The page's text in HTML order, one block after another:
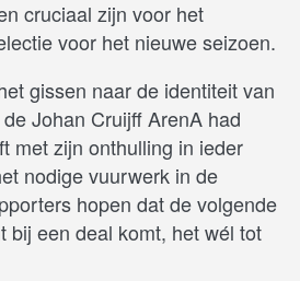
cruciaal zijn voor het
voor het nieuwe seizoen.
gissen naar de identiteit van
Johan Cruijff ArenA had
met zijn onthulling in ieder
nodige vuurwerk in de
hopen dat de volgende
bij een deal komt, het wél tot